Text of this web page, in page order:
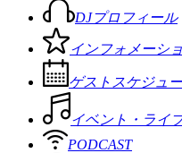
DJプロフィール
インフォメーシ
ゲストスケジュ
イベント・ライ
PODCAST